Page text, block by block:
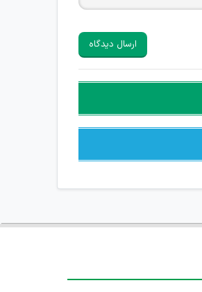
ارسال دیدگاه